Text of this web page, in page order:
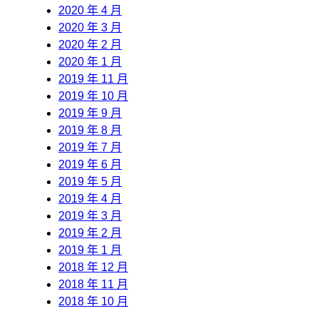
2020 年 4 月
2020 年 3 月
2020 年 2 月
2020 年 1 月
2019 年 11 月
2019 年 10 月
2019 年 9 月
2019 年 8 月
2019 年 7 月
2019 年 6 月
2019 年 5 月
2019 年 4 月
2019 年 3 月
2019 年 2 月
2019 年 1 月
2018 年 12 月
2018 年 11 月
2018 年 10 月